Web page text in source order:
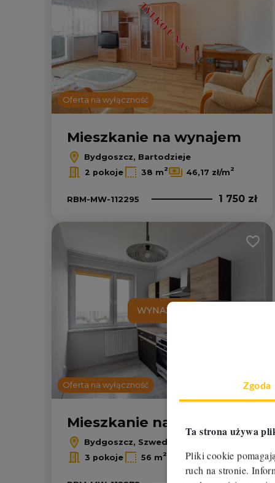
Zgoda
Ta strona używa
Pliki cookie
ruch na stronie.
Oferta na wyłączność
Mieszkanie na wynajem
Bydgoszcz, Bartodzieje
2 pokoje 38 m2 46,17 zł/m2
RBM-MW-112295 1 750 zł
Oferta na wyłączność
WYNAJĘTE
Mieszkanie na wynajem
Bydgoszcz, Szwederowo
3 pokoje 56 m2 37,50 zł/m2